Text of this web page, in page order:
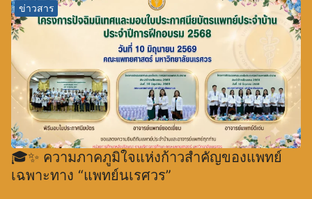
ข่าวสาร
🎓✨ ความภาคภูมิใจแห่งก้าวสำคัญของแพทย์
เฉพาะทาง “แพทย์นเรศวร”